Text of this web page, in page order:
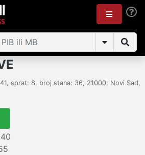
41, sprat: 8, broj stana: 36, 21000, Novi Sad,